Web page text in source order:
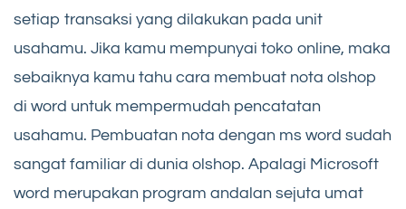
setiap transaksi yang dilakukan pada unit
usahamu. Jika kamu mempunyai toko online, maka
sebaiknya kamu tahu cara membuat nota olshop
di word untuk mempermudah pencatatan
usahamu. Pembuatan nota dengan ms word sudah
sangat familiar di dunia olshop. Apalagi Microsoft
word merupakan program andalan sejuta umat